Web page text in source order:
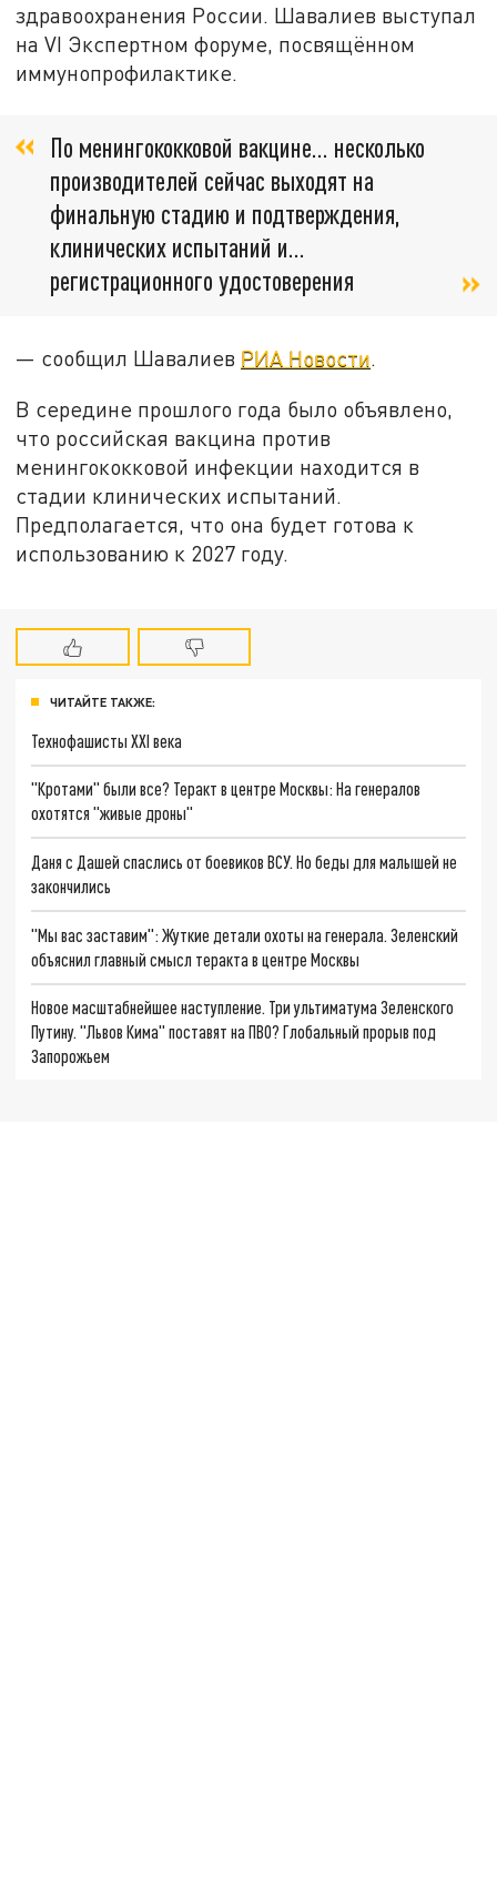
здравоохранения России. Шавалиев выступал
на VI Экспертном форуме, посвящённом
иммунопрофилактике.
По менингококковой вакцине... несколько
производителей сейчас выходят на
финальную стадию и подтверждения,
клинических испытаний и...
регистрационного удостоверения
— сообщил Шавалиев РИА Новости.
В середине прошлого года было объявлено,
что российская вакцина против
менингококковой инфекции находится в
стадии клинических испытаний.
Предполагается, что она будет готова к
использованию к 2027 году.
ЧИТАЙТЕ ТАКЖЕ:
Технофашисты XXI века
"Кротами" были все? Теракт в центре Москвы: На генералов
охотятся "живые дроны"
Даня с Дашей спаслись от боевиков ВСУ. Но беды для малышей не
закончились
"Мы вас заставим": Жуткие детали охоты на генерала. Зеленский
объяснил главный смысл теракта в центре Москвы
Новое масштабнейшее наступление. Три ультиматума Зеленского
Путину. "Львов Кима" поставят на ПВО? Глобальный прорыв под
Запорожьем